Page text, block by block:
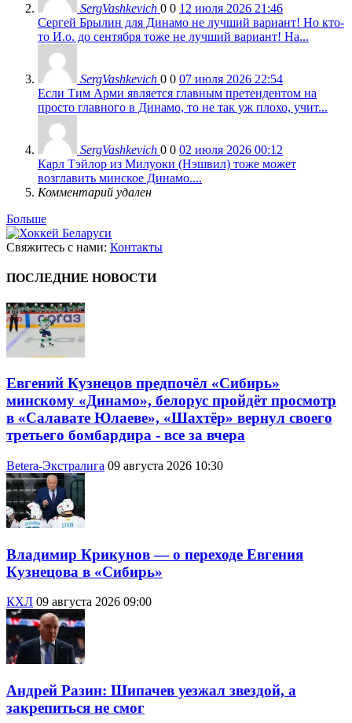
SergVashkevich 0 0 12 июля 2026 21:46
Сергей Брылин для Динамо не лучший вариант! Но кто-
то И.о. до сентября тоже не лучший вариант! На...
SergVashkevich 0 0 07 июля 2026 22:54
Если Тим Арми является главным претендентом на
просто главного в Динамо, то не так уж плохо, учит...
SergVashkevich 0 0 02 июля 2026 00:12
Карл Тэйлор из Милуоки (Нэшвил) тоже может
возглавить минское Динамо....
Комментарий удален
Больше
Свяжитесь с нами: Контакты
ПОСЛЕДНИЕ НОВОСТИ
Евгений Кузнецов предпочёл «Сибирь»
минскому «Динамо», белорус пройдёт просмотр
в «Салавате Юлаеве», «Шахтёр» вернул своего
третьего бомбардира - все за вчера
Betera-Экстралига 09 августа 2026 10:30
Владимир Крикунов — о переходе Евгения
Кузнецова в «Сибирь»
КХЛ 09 августа 2026 09:00
Андрей Разин: Шипачев уезжал звездой, а
закрепиться не смог